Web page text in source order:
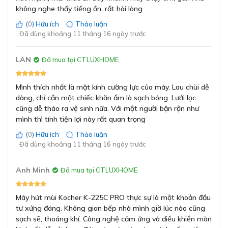
Hẹn giờ linh hoạt lên tới 90 phút, linh hoạt và tiện lợi
cho mọi gia đình
Chức năng hẹn giờ lên tới 90 phút cho phép bạn chủ
Tính năng này cực kỳ tiện lợi khi bạn muốn máy tiếp tục
hút mùi sau khi nấu xong mà không cần đứng chờ.
Nó không chỉ giúp bạn tiết kiệm điện năng mà còn mang
lại sự an tâm tuyệt đối khi rời khỏi bếp.
Tần số
Loại phích cắm
Bảo hành 2 năm
không nghe thấy tiếng ồn, rất hài lòng
(0) Hữu ích
Thảo luận
Đã dùng khoảng 11 tháng 16 ngày trước
LAN Đã mua tại CTLUXHOME
Mình thích nhất là mặt kính cường lực của máy. Lau chùi dễ
dàng, chỉ cần một chiếc khăn ẩm là sạch bóng. Lưới lọc
cũng dễ tháo ra vệ sinh nữa. Với một người bận rộn như
mình thì tính tiện lợi này rất quan trọng
(0) Hữu ích
Thảo luận
Đã dùng khoảng 11 tháng 16 ngày trước
Anh Minh Đã mua tại CTLUXHOME
Máy hút mùi Kocher K-225C PRO thực sự là một khoản đầu
tư xứng đáng. Không gian bếp nhà mình giờ lúc nào cũng
sạch sẽ, thoáng khí. Công nghệ cảm ứng và điều khiển màn
ĐĂNG KÝ
Bằng cách đăng ký trở thành đại lý, bạn xác nhận rằng bạn đã
đọc và đồng ý với các Điều khoản và Điều kiện của chúng tôi.
Chúng tôi sẽ liên hệ lại ngay sau khi nhận được thông tin đăng
ký của anh chị